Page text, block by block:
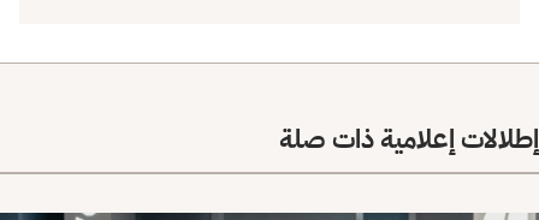
إطلالات إعلامية ذات صلة